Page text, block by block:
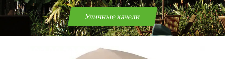
Уличные качели